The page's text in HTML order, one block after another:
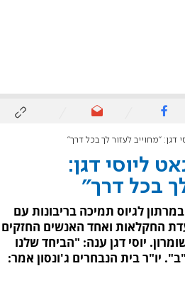
דגן: "מחוייב לעזור לך בכל דרך"
ליוסי דגן:
בכל דרך"
לגיוס תמיכה בריבונות עם
החקלאות ואחד האנשים החזקים
יוסי דגן ענה: "הביחד שלנו
יו"ר בית הנבחרים ג'ונסון אמר: